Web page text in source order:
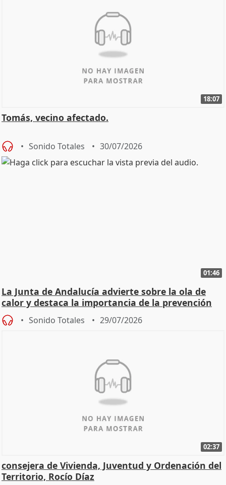
18:07
Tomás, vecino afectado.
Sonido Totales 30/07/2026
01:46
La Junta de Andalucía advierte sobre la ola de
calor y destaca la importancia de la prevención
Sonido Totales 29/07/2026
02:37
consejera de Vivienda, Juventud y Ordenación del
Territorio, Rocío Díaz